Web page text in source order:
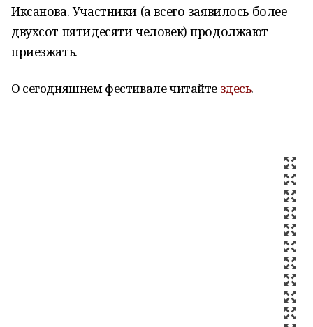
Иксанова. Участники (а всего заявилось более
двухсот пятидесяти человек) продолжают
приезжать.
О сегодняшнем фестивале читайте здесь.